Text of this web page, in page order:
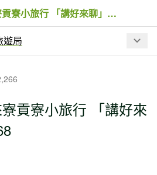
【新聞】貢好來寮貢寮小旅行 「講好來聊」超值套票368
遊局
微笑山線大縱走】暑假啟動尋寶
務 跨市串聯北桃登山步道
寮貢寮小旅行 「講好來